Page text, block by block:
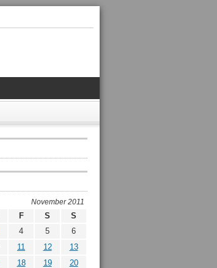
November 2011
F S S
4 5
6
11 12
13
18 19
20